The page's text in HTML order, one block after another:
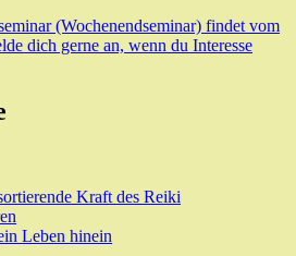
(Wochenendseminar) findet vom
dich gerne an, wenn du Interesse
Kraft des Reiki
Leben hinein